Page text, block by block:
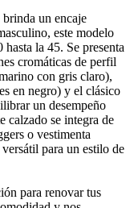
un encaje
este modelo
la 45. Se presenta
cromáticas de perfil
con gris claro),
en negro) y el clásico
un desempeño
calzado se integra de
o vestimenta
para un estilo de
para renovar tus